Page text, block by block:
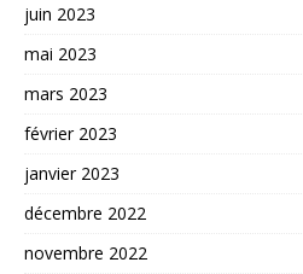
juin 2023
mai 2023
mars 2023
février 2023
janvier 2023
décembre 2022
novembre 2022